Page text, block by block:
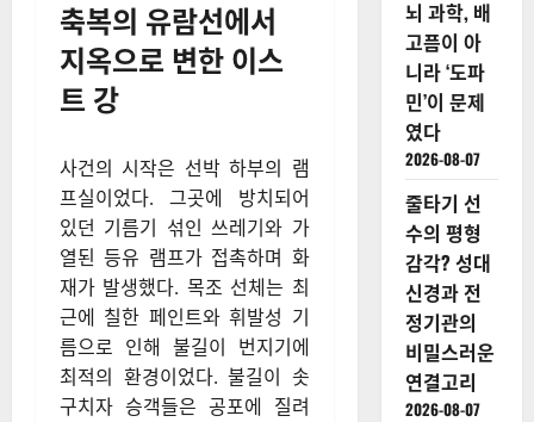
축복의 유람선에서
지옥으로 변한 이스
트 강
사건의 시작은 선박 하부의 램
프실이었다. 그곳에 방치되어
있던 기름기 섞인 쓰레기와 가
열된 등유 램프가 접촉하며 화
재가 발생했다. 목조 선체는 최
근에 칠한 페인트와 휘발성 기
름으로 인해 불길이 번지기에
최적의 환경이었다. 불길이 솟
구치자 승객들은 공포에 질려
뇌 과학, 배
고픔이 아
니라 ‘도파
민’이 문제
였다
2026-08-07
줄타기 선
수의 평형
감각? 성대
신경과 전
정기관의
비밀스러운
연결고리
2026-08-07